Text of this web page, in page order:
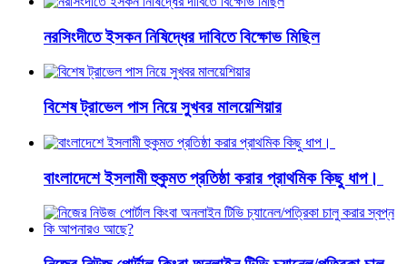
নরসিংদীতে ইসকন নিষিদ্ধের দাবিতে বিক্ষোভ মিছিল
বিশেষ ট্রাভেল পাস নিয়ে সুখবর মালয়েশিয়ার
বাংলাদেশে ইসলামী হুকুমত প্রতিষ্ঠা করার প্রাথমিক কিছু ধাপ।